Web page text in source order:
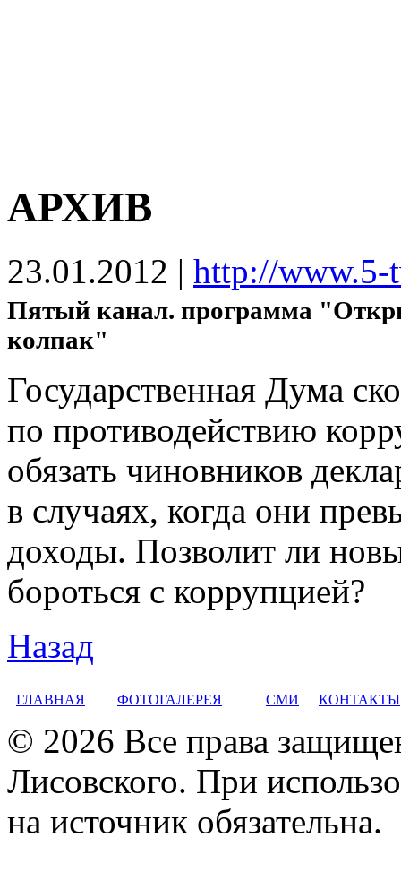
АРХИВ
23.01.2012 | http://www.5-
Пятый канал. программа
колпак"
Государственная Дума
по противодействию
обязать чиновников
в случаях, когда они
доходы. Позволит ли
бороться с коррупцией?
Назад
ГЛАВНАЯ ФОТОГАЛЕРЕЯ СМИ КОНТАКТЫ
© 2026 Все права
Лисовского. При
на источник обязательна.